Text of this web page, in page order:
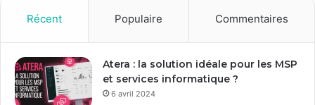
r
e
a
d
Récent Populaire Commentaires
Atera : la solution idéale pour les MSP
et services informatique ?
6 avril 2024